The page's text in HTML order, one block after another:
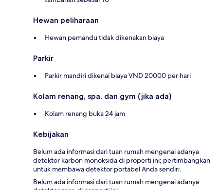
Hewan peliharaan
Hewan pemandu tidak dikenakan biaya
Parkir
Parkir mandiri dikenai biaya VND 20000 per hari
Kolam renang, spa, dan gym (jika ada)
Kolam renang buka 24 jam
Kebijakan
Belum ada informasi dari tuan rumah mengenai adanya
detektor karbon monoksida di properti ini; pertimbangkan
untuk membawa detektor portabel Anda sendiri.
Belum ada informasi dari tuan rumah mengenai adanya